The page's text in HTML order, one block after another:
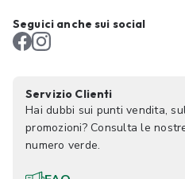
Seguici anche sui social
Servizio Clienti
Hai dubbi sui punti vendita,
promozioni? Consulta le
numero verde.